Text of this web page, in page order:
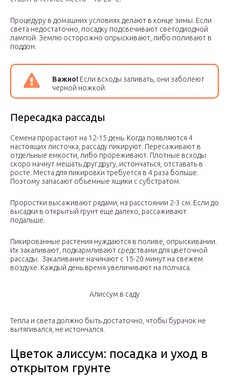
Процедуру в домашних условиях делают в конце зимы. Если
света недостаточно, посадку подсвечивают светодиодной
лампой. Землю осторожно опрыскивают, либо поливают в
поддон.
Важно! Если всходы заливать, они заболеют
черной ножкой.
Пересадка рассады
Семена прорастают на 12-15 день. Когда появляются 4
настоящих листочка, рассаду пикируют. Пересаживают в
отдельные емкости, либо прореживают. Плотные всходы
скоро начнут мешать друг другу, истончаться, отставать в
росте. Места для пикировки требуется в 4 раза больше.
Поэтому запасают объемные ящики с субстратом.
Проростки высаживают рядами, на расстоянии 2-3 см. Если до
высадки в открытый грунт еще далеко, рассаживают
подальше.
Пикированные растения нуждаются в поливе, опрыскивании.
Их закаливают, подкармливают средствами для цветочной
рассады. Закаливание начинают с 15-20 минут на свежем
воздухе. Каждый день время увеличивают на полчаса.
Алиссум в саду
Тепла и света должно быть достаточно, чтобы бурачок не
вытягивался, не истончался.
Цветок алиссум: посадка и уход в
открытом грунте